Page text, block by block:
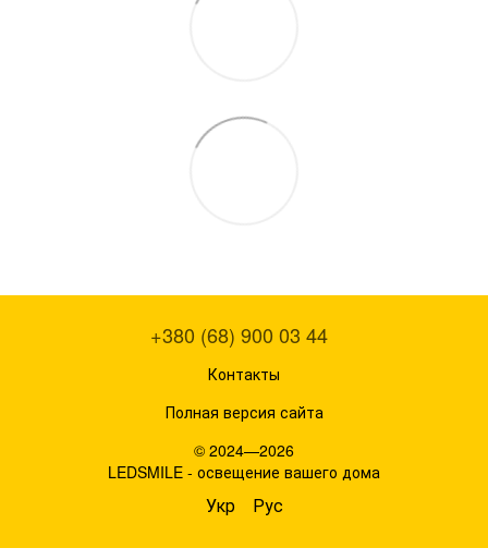
+380 (68) 900 03 44
Контакты
Полная версия сайта
© 2024—2026
LEDSMILE - освещение вашего дома
Укр Рус